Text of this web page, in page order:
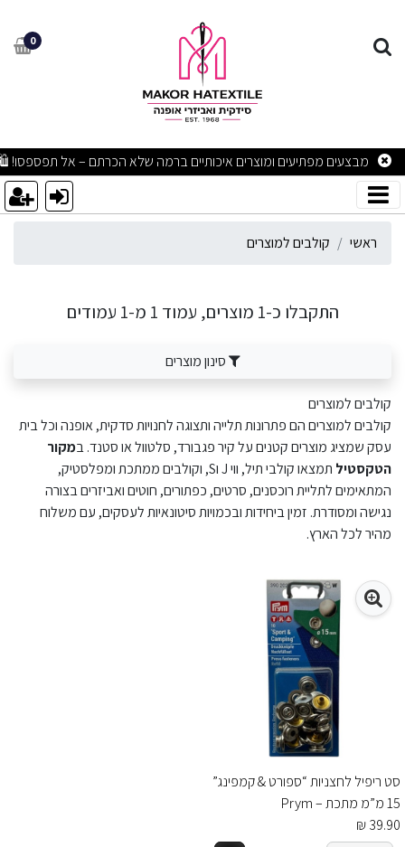
קולבים למוצרים 0
מבצעים מפתיעים ומוצרים איכותיים ברמה שלא הכרתם – אל
ראשי קולבים למוצרים
התקבלו כ-1 מוצרים, עמוד 1 מ-1 עמודים
סינון מוצרים
קולבים למוצרים
קולבים למוצרים הם פתרונות תלייה ותצוגה לחנויות סדקית, אופנה וכל בית
עסק שמציג מוצרים קטנים על קיר פגבורד, סלטוול או סטנד. במקור
הטקסטיל
תמצאו קולבי תיל, ווי J וS, וקולבים ממתכת ומפלסטיק,
המתאימים לתליית רוכסנים, סרטים, כפתורים, חוטים ואביזרים בצורה
נגישה ומסודרת. זמין ביחידות ובכמויות סיטונאיות לעסקים, עם משלוח
מהיר לכל הארץ.
סט ריפיל לחצניות “ספורט & קמפינג”
15 מ”מ מתכת – Prym
39.90 ₪